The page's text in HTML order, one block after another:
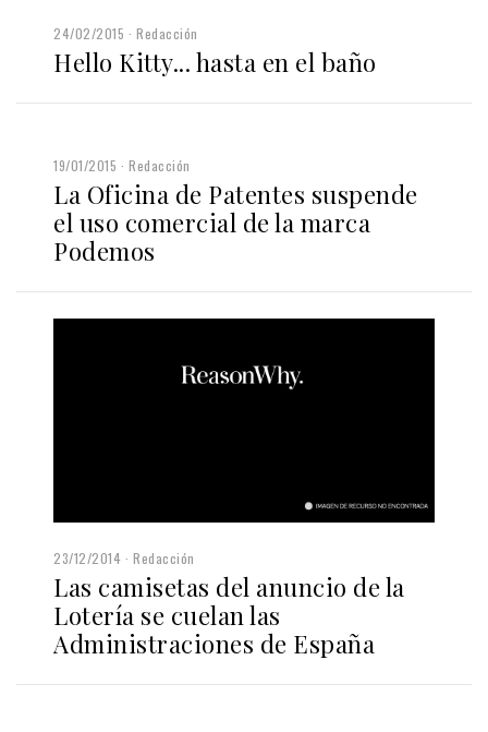
24/02/2015 Redacción
Hello Kitty... hasta en el baño
19/01/2015 Redacción
La Oficina de Patentes suspende
el uso comercial de la marca
Podemos
23/12/2014 Redacción
Las camisetas del anuncio de la
Lotería se cuelan las
Administraciones de España